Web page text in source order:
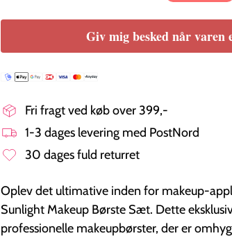
Giv mig besked når varen
Fri fragt ved køb over 399,-
1-3 dages levering med PostNord
30 dages fuld returret
Oplev det ultimative inden for makeup-
Sunlight Makeup Børste Sæt. Dette
professionelle makeupbørster, der er